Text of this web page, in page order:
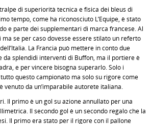
di superiorità tecnica e fisica dei bleus di
tempo, come ha riconosciuto L’Equipe, è stato
e parte dei supplementari di marca francese. Al
ma se per caso dovesse essere stilato un referto
La Francia può mettere in conto due
da splendidi interventi di Buffon, ma il portiere è
e per vincere bisogna superarlo. Solo i
questo campionato ma solo su rigore come
venuto da un’imparabile autorete italiana.
Il primo è un gol su azione annullato per una
Il secondo gol è un secondo regalo che la
Il primo era stato per il rigore con il pallone